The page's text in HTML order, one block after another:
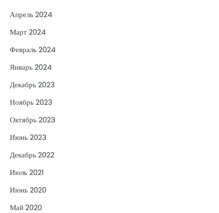
Апрель 2024
Март 2024
Февраль 2024
Январь 2024
Декабрь 2023
Ноябрь 2023
Октябрь 2023
Июнь 2023
Декабрь 2022
Июль 2021
Июнь 2020
Май 2020